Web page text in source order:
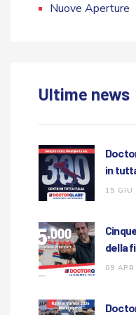
Nuove Aperture
Ultime news
in
15 GIU
della
09